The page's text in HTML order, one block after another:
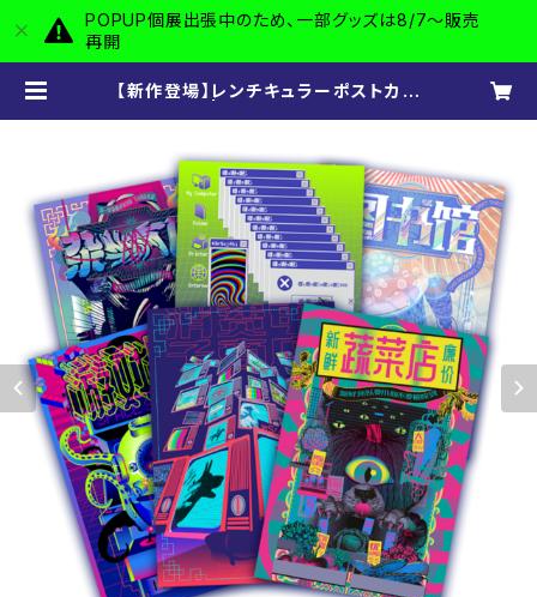
POPUP個展出張中のため、一部グッズは8/7〜販売
再開
【新作登場】レンチキュラーポストカー